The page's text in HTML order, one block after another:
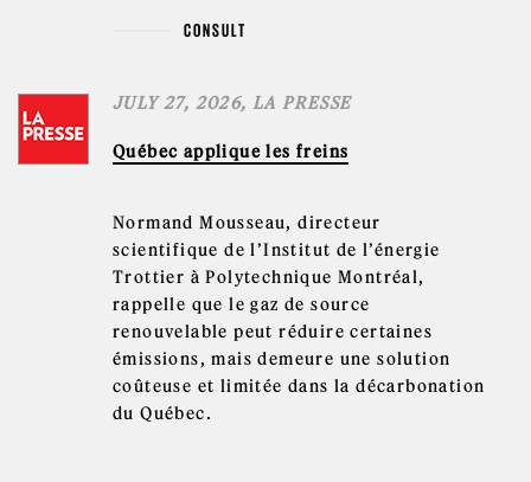
CONSULT
JULY 27, 2026, LA PRESSE
Québec applique les freins
Normand Mousseau, directeur
scientifique de l’Institut de l’énergie
Trottier à Polytechnique Montréal,
rappelle que le gaz de source
renouvelable peut réduire certaines
émissions, mais demeure une solution
coûteuse et limitée dans la décarbonation
du Québec.